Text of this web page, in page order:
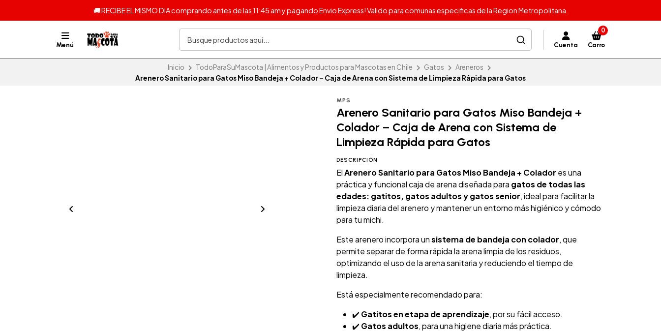
🚚 RECIBE EL MISMO DIA comprando antes de las 11:45 am y pagando Envio Express! Valido para comunas especificas de la Region Metropolitana.
Menú Cuenta
0
Carro
Inicio TodoParaSuMascota | Alimentos y Productos para Mascotas en Chile Gatos
Areneros
Arenero Sanitario para Gatos Miso Bandeja + Colador – Caja de Arena con Sistema de Limpieza Rápida para Gatos
MPS
Arenero Sanitario para Gatos Miso Bandeja +
Colador – Caja de Arena con Sistema de
Limpieza Rápida para Gatos
DESCRIPCIÓN
ElArenero Sanitario para Gatos Miso Bandeja + Colador es una
práctica y funcional caja de arena diseñada para gatos de todas las
edades: gatitos, gatos adultos y gatos senior, ideal para facilitar la
limpieza diaria del arenero y mantener un entorno más higiénico y cómodo
para tu michi.
Este arenero incorpora unsistema de bandeja con colador, que
permite separar de forma rápida la arena limpia de los residuos,
optimizando el uso de la arena sanitaria y reduciendo el tiempo de
limpieza.
Está especialmente recomendado para:
✔️ Gatitos en etapa de aprendizaje, por su fácil acceso.
✔️ Gatos adultos, para una higiene diaria más práctica.